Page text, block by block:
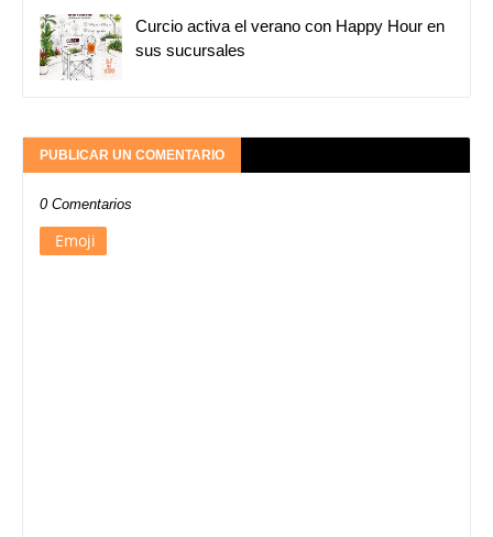
Curcio activa el verano con Happy Hour en
sus sucursales
PUBLICAR UN COMENTARIO
0 Comentarios
Emoji